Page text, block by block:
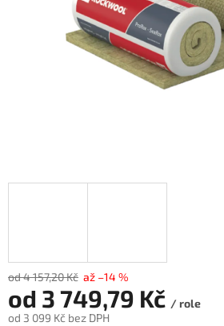
od 4 157,20 Kč až –14 %
od 3 749,79 Kč / role
od 3 099 Kč bez DPH